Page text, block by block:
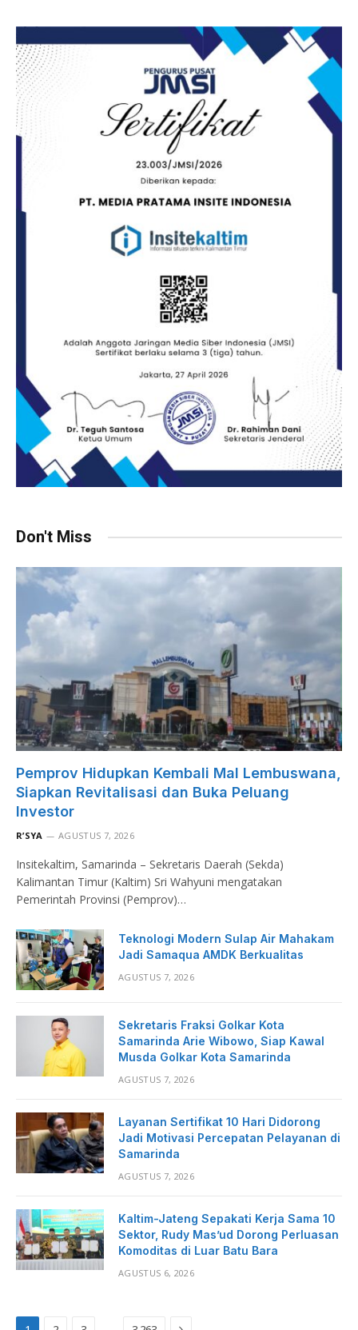
Don't Miss
Pemprov Hidupkan Kembali Mal Lembuswana,
Siapkan Revitalisasi dan Buka Peluang
Investor
R’SYA AGUSTUS 7, 2026
Insitekaltim, Samarinda – Sekretaris Daerah (Sekda)
Kalimantan Timur (Kaltim) Sri Wahyuni mengatakan
Pemerintah Provinsi (Pemprov)…
Teknologi Modern Sulap Air Mahakam
Jadi Samaqua AMDK Berkualitas
AGUSTUS 7, 2026
Sekretaris Fraksi Golkar Kota
Samarinda Arie Wibowo, Siap Kawal
Musda Golkar Kota Samarinda
AGUSTUS 7, 2026
Layanan Sertifikat 10 Hari Didorong
Jadi Motivasi Percepatan Pelayanan di
Samarinda
AGUSTUS 7, 2026
Kaltim-Jateng Sepakati Kerja Sama 10
Sektor, Rudy Mas’ud Dorong Perluasan
Komoditas di Luar Batu Bara
AGUSTUS 6, 2026